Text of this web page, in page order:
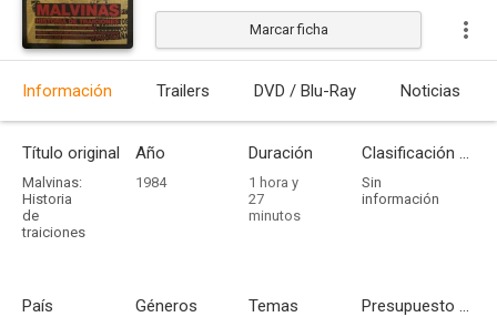
Marcar ficha
Información Trailers DVD / Blu-Ray Noticias
Título original
Malvinas:
Historia
de
traiciones
Año
1984
Duración
1 hora y
27
minutos
Clasificación por edades
Sin
información
País Géneros Temas Presupuesto - Ingresos